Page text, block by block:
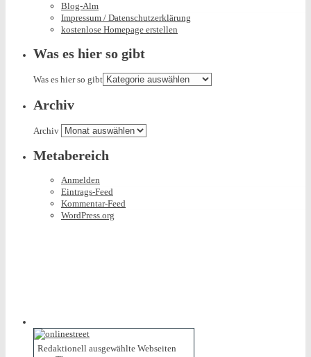
Blog-Alm
Impressum / Datenschutzerklärung
kostenlose Homepage erstellen
Was es hier so gibt
Was es hier so gibt
Archiv
Archiv
Metabereich
Anmelden
Eintrags-Feed
Kommentar-Feed
WordPress.org
Redaktionell ausgewählte Webseiten